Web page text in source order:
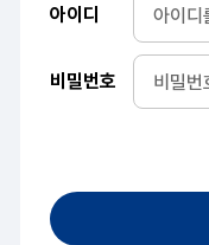
아이디
비밀번호